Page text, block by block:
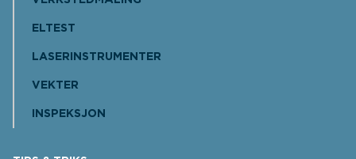
ELTEST
LASERINSTRUMENTER
VEKTER
INSPEKSJON